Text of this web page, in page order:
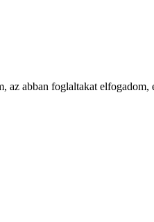
az abban foglaltakat